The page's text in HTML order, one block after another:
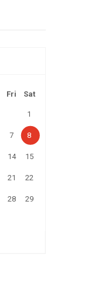
Fri Sat
1
7 8
14 15
21 22
28 29